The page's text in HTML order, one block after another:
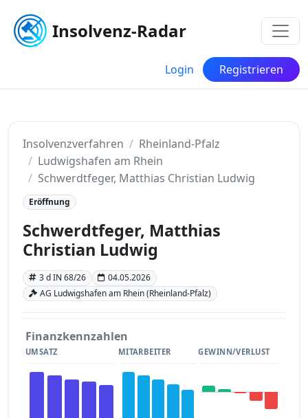
Insolvenz-Radar
Login Registrieren
Insolvenzverfahren
Rheinland-Pfalz
Ludwigshafen am Rhein
Schwerdtfeger, Matthias Christian Ludwig
Eröffnung
Schwerdtfeger, Matthias
Christian Ludwig
3 d IN 68/26
04.05.2026
AG Ludwigshafen am Rhein (Rheinland-Pfalz)
Finanzkennzahlen
UMSATZ MITARBEITER GEWINN/VERLUST